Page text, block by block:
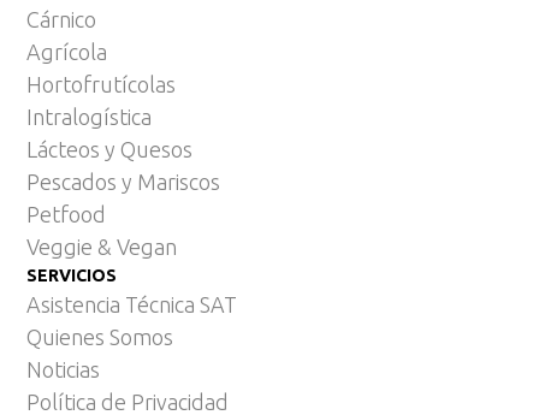
Cárnico
Agrícola
Hortofrutícolas
Intralogística
Lácteos y Quesos
Pescados y Mariscos
Petfood
Veggie & Vegan
SERVICIOS
Asistencia Técnica SAT
Quienes Somos
Noticias
Política de Privacidad